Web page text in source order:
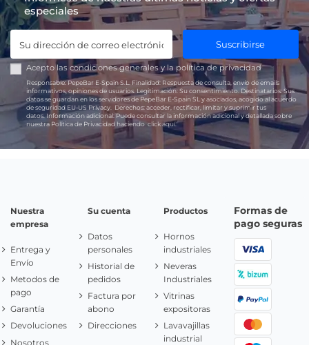
especiales
Suscribirse
Acepto las condiciones generales y lapolítica de privacidad
Responsable:PepeBar E-Spain S.L. Finalidad: Respuesta de consulta, envío de emails
informativos, opiniones de usuarios. Legitimación: Su consentimiento. Destinatarios:Sus
datos se guardan en los servidores de PepeBar E-Spain SL y asociados, acogido al acuerdo
de seguridad EU-US Privacy.
Derechos: acceder, rectificar, limitar y suprimir tus
datos.Información adicional:Puede consultar la información adicional y detallada sobre
nuestra Política de Privacidad haciendoclick aquí.
Nuestra
empresa
Entrega y
Envío
Metodos de
pago
Garantía
Devoluciones
Nosotros
Su cuenta
Datos
personales
Historial de
pedidos
Factura por
abono
Direcciones
Productos
Hornos
industriales
Neveras
Industriales
Vitrinas
expositoras
Lavavajillas
industrial
Formas de
pago seguras